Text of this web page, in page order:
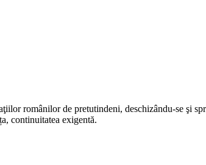
românilor de pretutindeni, deschizându-se şi
continuitatea exigentă.